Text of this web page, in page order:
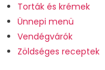
Torták és krémek
Ünnepi menü
Vendégvárók
Zöldséges receptek